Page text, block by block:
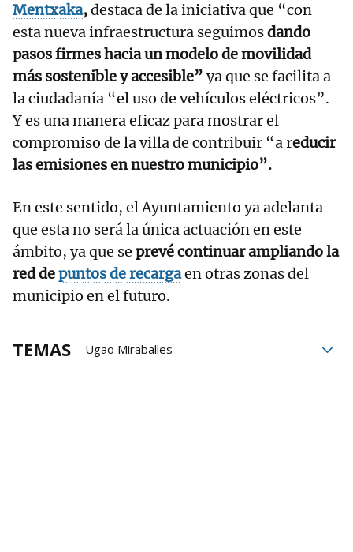
Mentxaka,destaca de la iniciativa que “con
esta nueva infraestructura seguimosdando
pasos firmes hacia un modelo de movilidad
más sostenible y accesible” ya que se facilita a
la ciudadanía “el uso de vehículos eléctricos”.
Y es una manera eficaz para mostrar el
compromiso de la villa de contribuir “a reducir
las emisiones en nuestro municipio”.
En este sentido, el Ayuntamiento ya adelanta
que esta no será la única actuación en este
ámbito, ya que se prevé continuar ampliando la
red depuntos de recargaen otras zonas del
municipio en el futuro.
TEMAS
Ugao Miraballes